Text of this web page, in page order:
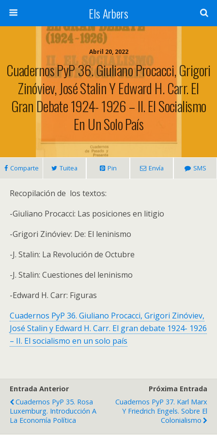
Els Arbers
Abril 20, 2022
Cuadernos PyP 36. Giuliano Procacci, Grigori
Zinóviev, José Stalin Y Edward H. Carr. El
Gran Debate 1924- 1926 – II. El Socialismo
En Un Solo País
Comparte Tuitea Pin Envía SMS
Recopilación de los textos:
-Giuliano Procacci: Las posiciones en litigio
-Grigori Zinóviev: De: El leninismo
-J. Stalin: La Revolución de Octubre
-J. Stalin: Cuestiones del leninismo
-Edward H. Carr: Figuras
Cuadernos PyP 36. Giuliano Procacci, Grigori Zinóviev,
José Stalin y Edward H. Carr. El gran debate 1924- 1926
– II. El socialismo en un solo país
Entrada Anterior
Cuadernos PyP 35. Rosa
Luxemburg. Introducción A
La Economía Política
Próxima Entrada
Cuadernos PyP 37. Karl Marx
Y Friedrich Engels. Sobre El
Colonialismo